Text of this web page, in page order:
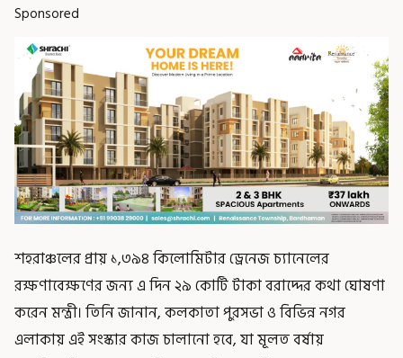
Sponsored
শহরাঞ্চলের প্রায় ১,৩৯৪ কিলোমিটার ড্রেনেজ চ্যানেলের
রক্ষণাবেক্ষণের জন্য এ দিন ২৯ কোটি টাকা বরাদ্দের কথা ঘোষণা
করেন মন্ত্রী। তিনি জানান, কলকাতা পুরসভা ও বিভিন্ন নগর
এলাকায় এই সংস্কার কাজ চালানো হবে, যা মূলত বর্ষায়